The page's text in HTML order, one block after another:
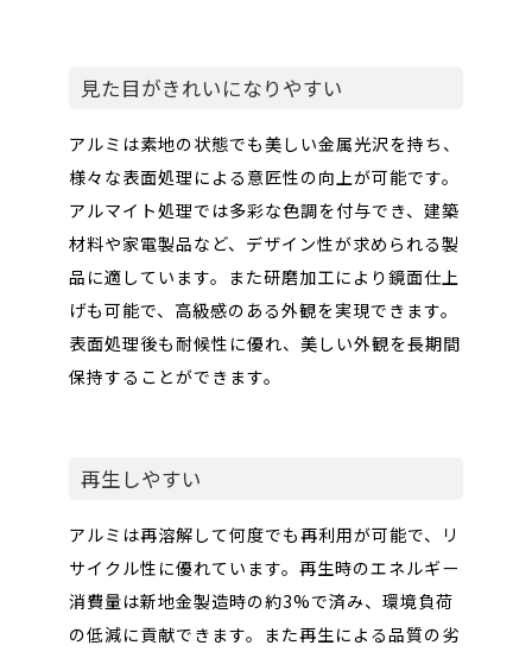
見た目がきれいになりやすい
アルミは素地の状態でも美しい金属光沢を持ち、
様々な表面処理による意匠性の向上が可能です。
アルマイト処理では多彩な色調を付与でき、建築
材料や家電製品など、デザイン性が求められる製
品に適しています。また研磨加工により鏡面仕上
げも可能で、高級感のある外観を実現できます。
表面処理後も耐候性に優れ、美しい外観を長期間
保持することができます。
再生しやすい
アルミは再溶解して何度でも再利用が可能で、リ
サイクル性に優れています。再生時のエネルギー
消費量は新地金製造時の約3%で済み、環境負荷
の低減に貢献できます。また再生による品質の劣